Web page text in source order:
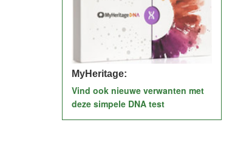
MyHeritage:
Vind ook nieuwe verwanten met
deze simpele DNA test